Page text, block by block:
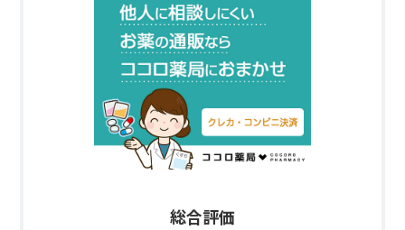
総合評価